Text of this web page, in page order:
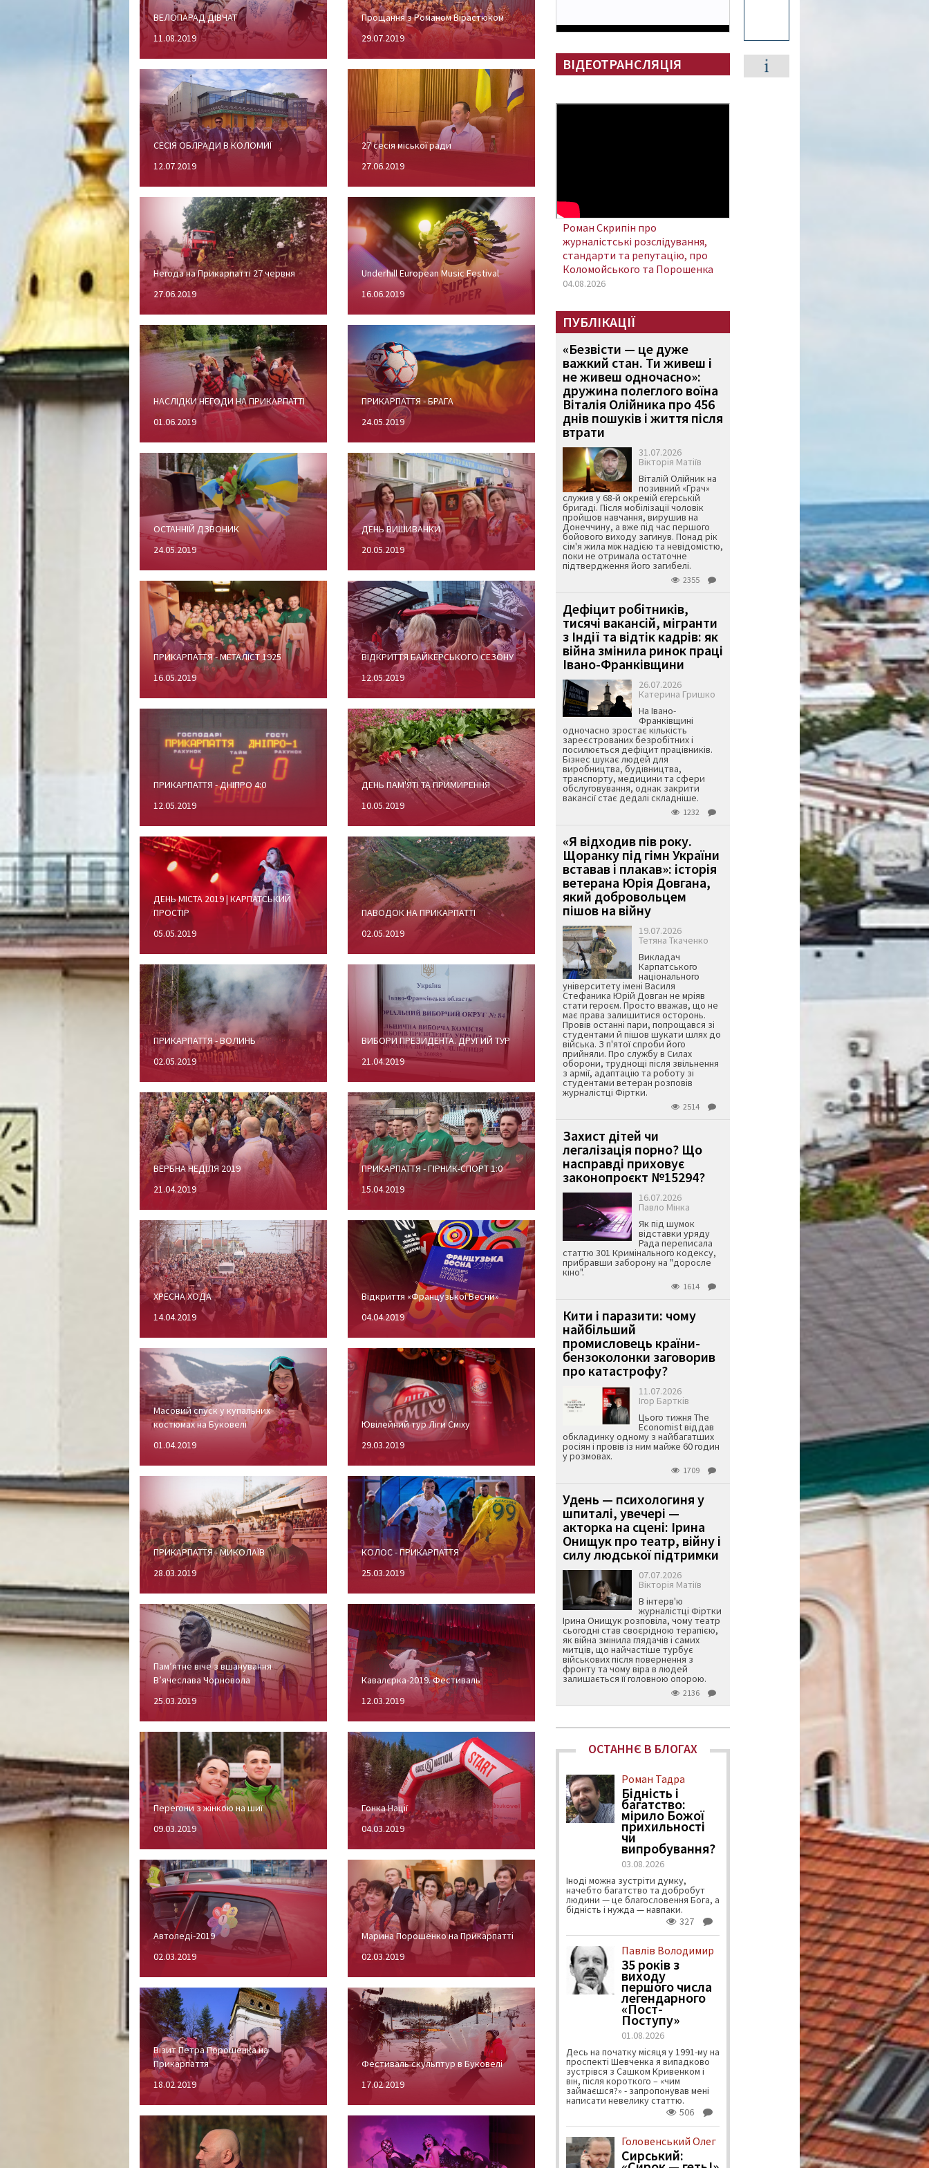
ВЕЛОПАРАД ДІВЧАТ
11.08.2019
Прощання з Романом Вірастюком
29.07.2019
СЕСІЯ ОБЛРАДИ В КОЛОМИЇ
12.07.2019
27 сесія міської ради
27.06.2019
Негода на Прикарпатті 27 червня
27.06.2019
Underhill European Music Festival
16.06.2019
НАСЛІДКИ НЕГОДИ НА ПРИКАРПАТТІ
01.06.2019
ПРИКАРПАТТЯ - БРАГА
24.05.2019
ОСТАННІЙ ДЗВОНИК
24.05.2019
ДЕНЬ ВИШИВАНКИ
20.05.2019
ПРИКАРПАТТЯ - МЕТАЛІСТ 1925
16.05.2019
ВІДКРИТТЯ БАЙКЕРСЬКОГО СЕЗОНУ
12.05.2019
ПРИКАРПАТТЯ - ДНІПРО 4:0
12.05.2019
ДЕНЬ ПАМ'ЯТІ ТА ПРИМИРЕННЯ
10.05.2019
ДЕНЬ МІСТА 2019 | КАРПАТСЬКИЙ
ПРОСТІР
05.05.2019
ПАВОДОК НА ПРИКАРПАТТІ
02.05.2019
ПРИКАРПАТТЯ - ВОЛИНЬ
02.05.2019
ВИБОРИ ПРЕЗИДЕНТА. ДРУГИЙ ТУР
21.04.2019
ВЕРБНА НЕДІЛЯ 2019
21.04.2019
ПРИКАРПАТТЯ - ГІРНИК-СПОРТ 1:0
15.04.2019
ХРЕСНА ХОДА
14.04.2019
Відкриття «Французької Весни»
04.04.2019
Масовий спуск у купальних
костюмах на Буковелі
01.04.2019
Ювілейний тур Ліги Сміху
29.03.2019
ПРИКАРПАТТЯ - МИКОЛАЇВ
28.03.2019
КОЛОС - ПРИКАРПАТТЯ
25.03.2019
Пам’ятне віче з вшанування
В’ячеслава Чорновола
25.03.2019
Кавалєрка-2019. Фестиваль
12.03.2019
Перегони з жінкою на шиї
09.03.2019
Гонка Нації
04.03.2019
Автоледі-2019
02.03.2019
Марина Порошенко на Прикарпатті
02.03.2019
Візит Петра Порошенка на
Прикарпаття
18.02.2019
Фестиваль скульптур в Буковелі
17.02.2019
ВІДЕОТРАНСЛЯЦІЯ
Роман Скрипін про
журналістські розслідування,
стандарти та репутацію, про
Коломойського та Порошенка
04.08.2026
ПУБЛІКАЦІЇ
«Безвісти — це дуже
важкий стан. Ти живеш і
не живеш одночасно»:
дружина полеглого воїна
Віталія Олійника про 456
днів пошуків і життя після
втрати
31.07.2026
Вікторія Матіїв
Віталій Олійник на
позивний «Грач»
служив у 68-й окремій єгерській
бригаді. Після мобілізації чоловік
пройшов навчання, вирушив на
Донеччину, а вже під час першого
бойового виходу загинув. Понад рік
сім'я жила між надією та невідомістю,
поки не отримала остаточне
підтвердження його загибелі.
2355
Дефіцит робітників,
тисячі вакансій, мігранти
з Індії та відтік кадрів: як
війна змінила ринок праці
Івано-Франківщини
26.07.2026
Катерина Гришко
На Івано-
Франківщині
одночасно зростає кількість
зареєстрованих безробітних і
посилюється дефіцит працівників.
Бізнес шукає людей для
виробництва, будівництва,
транспорту, медицини та сфери
обслуговування, однак закрити
вакансії стає дедалі складніше.
1232
«Я відходив пів року.
Щоранку під гімн України
вставав і плакав»: історія
ветерана Юрія Довгана,
який добровольцем
пішов на війну
19.07.2026
Тетяна Ткаченко
Викладач
Карпатського
національного
університету імені Василя
Стефаника Юрій Довган не мріяв
стати героєм. Просто вважав, що не
має права залишитися осторонь.
Провів останні пари, попрощався зі
студентами й пішов шукати шлях до
війська. З п'ятої спроби його
прийняли. Про службу в Силах
оборони, труднощі після звільнення
з армії, адаптацію та роботу зі
студентами ветеран розповів
журналістці Фіртки.
2514
Захист дітей чи
легалізація порно? Що
насправді приховує
законопроєкт №15294?
16.07.2026
Павло Мінка
Як під шумок
відставки уряду
Рада переписала
статтю 301 Кримінального кодексу,
прибравши заборону на "доросле
кіно".
1614
Кити і паразити: чому
найбільший
промисловець країни-
бензоколонки заговорив
про катастрофу?
11.07.2026
Ігор Бартків
Цього тижня The
Economist віддав
обкладинку одному з найбагатших
росіян і провів із ним майже 60 годин
у розмовах.
1709
Удень — психологиня у
шпиталі, увечері —
акторка на сцені: Ірина
Онищук про театр, війну і
силу людської підтримки
07.07.2026
Вікторія Матіїв
В інтерв'ю
журналістці Фіртки
Ірина Онищук розповіла, чому театр
сьогодні став своєрідною терапією,
як війна змінила глядачів і самих
митців, що найчастіше турбує
військових після повернення з
фронту та чому віра в людей
залишається її головною опорою.
2136
ОСТАННЄ В БЛОГАХ
Роман Тадра
Бідність і
багатство:
мірило Божої
прихильності
чи
випробування?
03.08.2026
Іноді можна зустріти думку,
начебто багатство та добробут
людини — це благословення Бога, а
бідність і нужда — навпаки.
327
Павлів Володимир
35 років з
виходу
першого числа
легендарного
«Пост-
Поступу»
01.08.2026
Десь на початку місяця у 1991-му на
проспекті Шевченка я випадково
зустрівся з Сашком Кривенком і
він, після короткого – «чим
займаєшся?» - запропонував мені
написати невелику статтю.
506
Головенський Олег
Сирський: